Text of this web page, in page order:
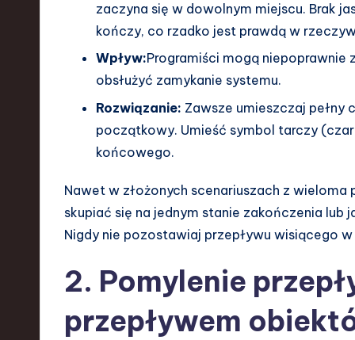
zaczyna się w dowolnym miejscu. Brak
kończy, co rzadko jest prawdą w
Wpływ:Programiści mogą
obsłużyć zamykanie systemu.
Rozwiązanie: Zawsze umieszczaj pełny
początkowy. Umieść symbol tarczy
końcowego.
Nawet w złożonych scenariuszach z
skupiać się na jednym stanie zakończenia
Nigdy nie pozostawiaj przepływu wisiącego w
2. Pomylenie
przepływem